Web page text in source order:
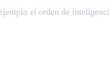
el orden de